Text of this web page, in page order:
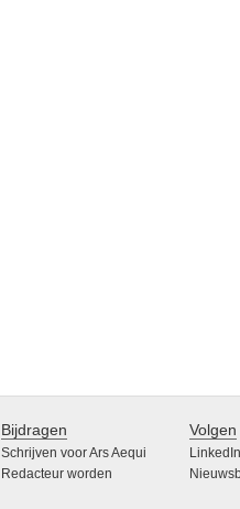
Bijdragen
Schrijven voor Ars Aequi
Redacteur worden
Volgen
LinkedIn